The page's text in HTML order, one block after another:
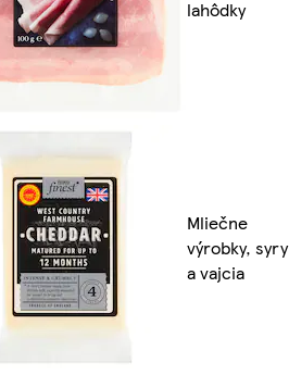
lahôdky
Mliečne
výrobky, syry
a vajcia